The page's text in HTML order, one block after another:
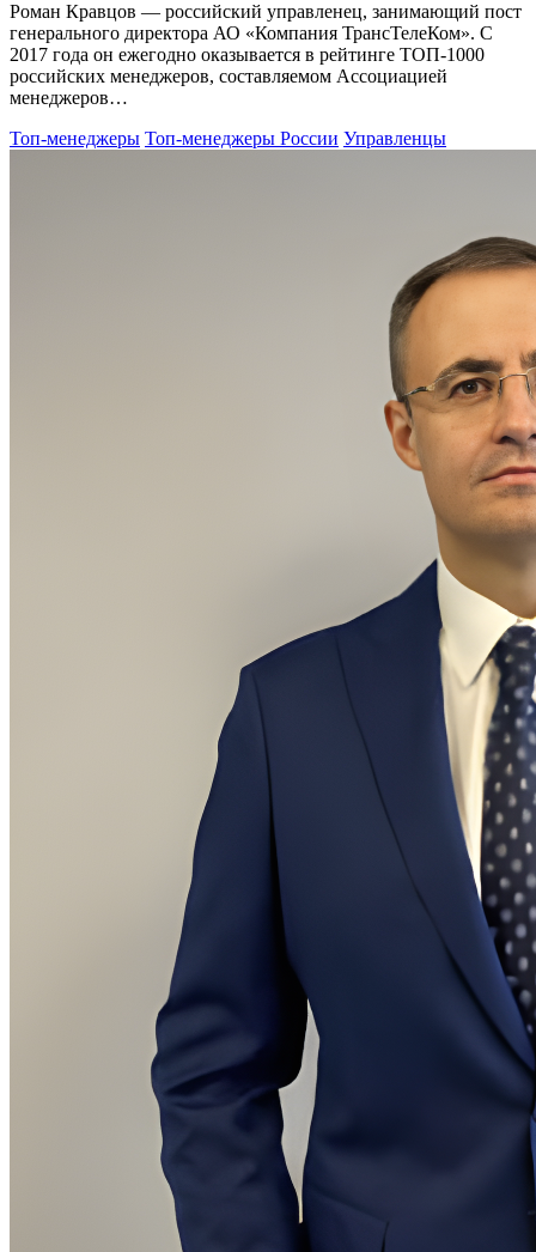
Роман Кравцов — российский управленец, занимающий пост
генерального директора АО «Компания ТрансТелеКом». С
2017 года он ежегодно оказывается в рейтинге ТОП-1000
российских менеджеров, составляемом Ассоциацией
менеджеров…
Топ-менеджеры Топ-менеджеры России Управленцы